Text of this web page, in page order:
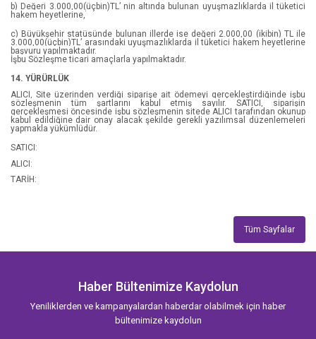
b) Değeri 3.000,00(üçbin)TL’ nin altında bulunan uyuşmazlıklarda il tüketici
hakem heyetlerine,
c) Büyükşehir statüsünde bulunan illerde ise değeri 2.000,00 (ikibin) TL ile
3.000,00(üçbin)TL’ arasındaki uyuşmazlıklarda il tüketici hakem heyetlerine
başvuru yapılmaktadır.
İşbu Sözleşme ticari amaçlarla yapılmaktadır.
14. YÜRÜRLÜK
ALICI, Site üzerinden verdiği siparişe ait ödemeyi gerçekleştirdiğinde işbu
sözleşmenin tüm şartlarını kabul etmiş sayılır. SATICI, siparişin
gerçekleşmesi öncesinde işbu sözleşmenin sitede ALICI tarafından okunup
kabul edildiğine dair onay alacak şekilde gerekli yazılımsal düzenlemeleri
yapmakla yükümlüdür.
SATICI:
ALICI:
TARİH:
Tüm Sayfalar
Haber Bültenimize Kaydolun
Yeniliklerden ve kampanyalardan haberdar olabilmek için haber
bültenimize kaydolun
Sabuha Çelik
Sarah K. L. Wilson
Sena Nur Işık
Sena Nur Işık
Shea Ernshaw
Sophie Collins
Uğur Gökbulut